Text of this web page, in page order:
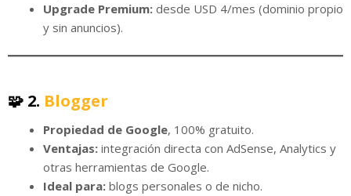
Upgrade Premium: desde USD 4/mes (dominio propio
y sin anuncios).
🧩 2. Blogger
Propiedad de Google, 100% gratuito.
Ventajas: integración directa con AdSense, Analytics y
otras herramientas de Google.
Ideal para: blogs personales o de nicho.